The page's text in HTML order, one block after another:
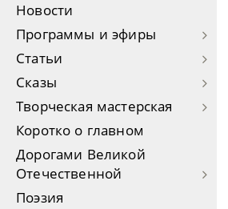
Новости
Программы и эфиры
Статьи
Сказы
Творческая мастерская
Коротко о главном
Дорогами Великой
Отечественной
Поэзия